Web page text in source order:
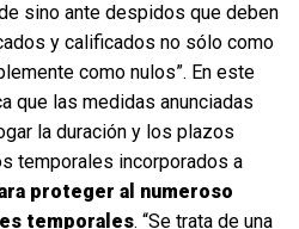
sino ante despidos que deben
y calificados no sólo como
como nulos”. En este
que las medidas anunciadas
la duración y los plazos
temporales incorporados a
proteger al numeroso
temporales. “Se trata de una